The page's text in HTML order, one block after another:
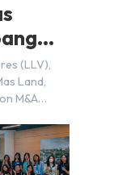
(LLV),
Land,
M&A
Ventures)